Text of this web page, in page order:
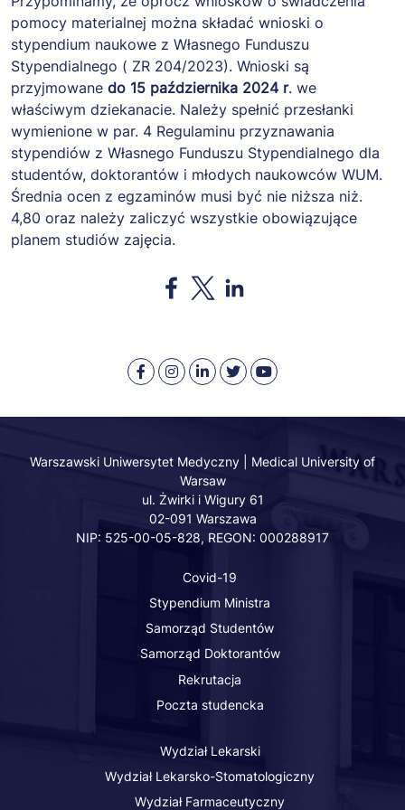
limitation the rights
to use, copy, modify,
merge, publish,
distribute,
sublicense, and/or
sell copies of the
Software, and to
permit persons to
whom the Software
is furnished to do
so, subject to the
The above copyright
notice and this
all copies or
substantial portions
of the Software.
PROVIDED "AS IS",
WITHOUT
WARRANTY OF ANY
KIND, EXPRESS OR
IMPLIED,
INCLUDING BUT
NOT LIMITED TO
THE WARRANTIES
OF
MERCHANTABILITY,
FITNESS FOR A
PARTICULAR
PURPOSE AND
NONINFRINGEMENT.
IN NO EVENT SHALL
THE AUTHORS OR
pomocy materialnej można składać wnioski o
stypendium naukowe z Własnego Funduszu
Stypendialnego ( ZR 204/2023). Wnioski są
przyjmowane do 15 października 2024 r. we
właściwym dziekanacie. Należy spełnić przesłanki
wymienione w par. 4 Regulaminu przyznawania
stypendiów z Własnego Funduszu Stypendialnego dla
studentów, doktorantów i młodych naukowców WUM.
Średnia ocen z egzaminów musi być nie niższa niż.
4,80 oraz należy zaliczyć wszystkie obowiązujące
planem studiów zajęcia.
Opens in a new window
Opens in a new window
Opens in a new window
Warszawski
Medyczny
Facebook
Medical
of
-
Instagram
Warszawski
Medyczny
LinkedIn
Warszawski
Medyczny
Twitter
Warszawski
Medyczny
Youtube
Warszawski Uniwersytet Medyczny | Medical University of
Warsaw
ul. Żwirki i Wigury 61
02-091 Warszawa
NIP: 525-00-05-828, REGON: 000288917
Covid-19
Stypendium Ministra
Samorząd Studentów
Samorząd Doktorantów
Rekrutacja
Poczta studencka
Wydział Lekarski
Wydział Lekarsko-Stomatologiczny
Wydział Farmaceutyczny